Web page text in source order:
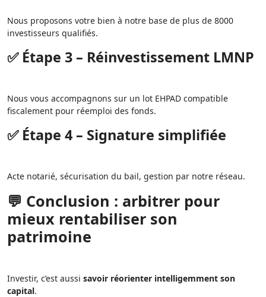
Nous proposons votre bien à notre base de plus de 8000
investisseurs qualifiés.
✅ Étape 3 – Réinvestissement LMNP
Nous vous accompagnons sur un lot EHPAD compatible
fiscalement pour réemploi des fonds.
✅ Étape 4 – Signature simplifiée
Acte notarié, sécurisation du bail, gestion par notre réseau.
💬 Conclusion : arbitrer pour
mieux rentabiliser son
patrimoine
Investir, c’est aussi savoir réorienter intelligemment son
capital.